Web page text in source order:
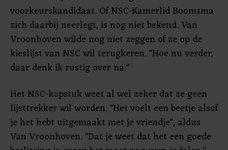
voorkeurskandidaat. Of NSC-Kamerlid Boomsma
zich daarbij neerlegt, is nog niet bekend. Van
Vroonhoven wilde nog niet zeggen of ze op de
kieslijst van NSC wil terugkeren. "Hoe nu verder,
daar denk ik rustig over na."
Het NSC-kopstuk weet al wel zeker dat ze geen
lijsttrekker wil worden. "Het voelt een beetje alsof
je het hebt uitgemaakt met je vriendje", aldus
Van Vroonhoven. "Dat je weet dat het een goede